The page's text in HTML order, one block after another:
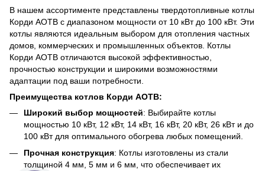
В нашем ассортименте представлены твердотопливные котлы
Корди АОТВ с диапазоном мощности от 10 кВт до 100 кВт. Эти
котлы являются идеальным выбором для отопления частных
домов, коммерческих и промышленных объектов. Котлы
Корди АОТВ отличаются высокой эффективностью,
прочностью конструкции и широкими возможностями
адаптации под ваши потребности.
Преимущества котлов Корди АОТВ:
Широкий выбор мощностей: Выбирайте котлы
мощностью 10 кВт, 12 кВт, 14 кВт, 16 кВт, 20 кВт, 26 кВт и до
100 кВт для оптимального обогрева любых помещений.
Прочная конструкция: Котлы изготовлены из стали
толщиной 4 мм, 5 мм и 6 мм, что обеспечивает их